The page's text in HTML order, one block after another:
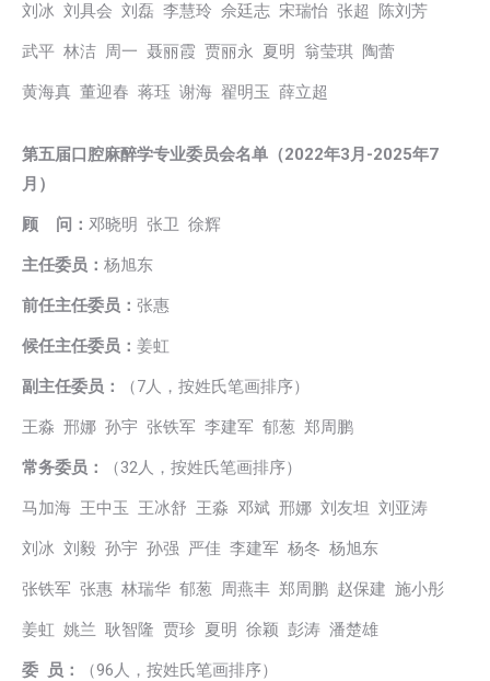
刘冰 刘具会 刘磊 李慧玲 佘廷志 宋瑞怡 张超 陈刘芳
武平 林洁 周一 聂丽霞 贾丽永 夏明 翁莹琪 陶蕾
黄海真 董迎春 蒋珏 谢海 翟明玉 薛立超
第五届口腔麻醉学专业委员会名单（2022年3月-2025年7
月）
顾 问： 邓晓明 张卫 徐辉
主任委员： 杨旭东
前任主任委员： 张惠
候任主任委员： 姜虹
副主任委员： （7人，按姓氏笔画排序）
王淼 邢娜 孙宇 张铁军 李建军 郁葱 郑周鹏
常务委员： （32人，按姓氏笔画排序）
马加海 王中玉 王冰舒 王淼 邓斌 邢娜 刘友坦 刘亚涛
刘冰 刘毅 孙宇 孙强 严佳 李建军 杨冬 杨旭东
张铁军 张惠 林瑞华 郁葱 周燕丰 郑周鹏 赵保建 施小彤
姜虹 姚兰 耿智隆 贾珍 夏明 徐颖 彭涛 潘楚雄
委 员： （96人，按姓氏笔画排序）